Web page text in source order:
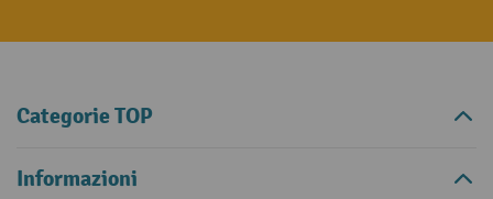
Categorie TOP
Informazioni